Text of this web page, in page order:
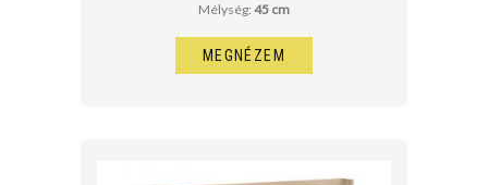
Mélység: 45 cm
MEGNÉZEM